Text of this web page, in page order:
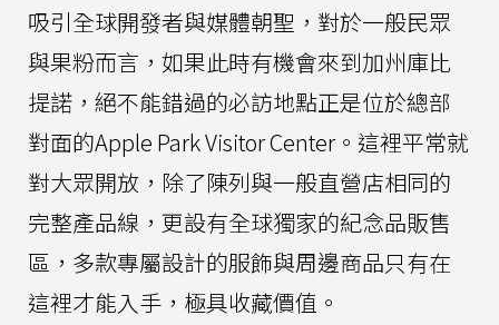
吸引全球開發者與媒體朝聖，對於一般民眾
與果粉而言，如果此時有機會來到加州庫比
提諾，絕不能錯過的必訪地點正是位於總部
對面的Apple Park Visitor Center。這裡平常就
對大眾開放，除了陳列與一般直營店相同的
完整產品線，更設有全球獨家的紀念品販售
區，多款專屬設計的服飾與周邊商品只有在
這裡才能入手，極具收藏價值。